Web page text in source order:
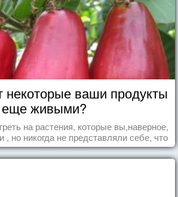
некоторые ваши продукты
еще живыми?
на растения, которые вы,наверное,
, но никогда не представляли себе, что
их в пищу.